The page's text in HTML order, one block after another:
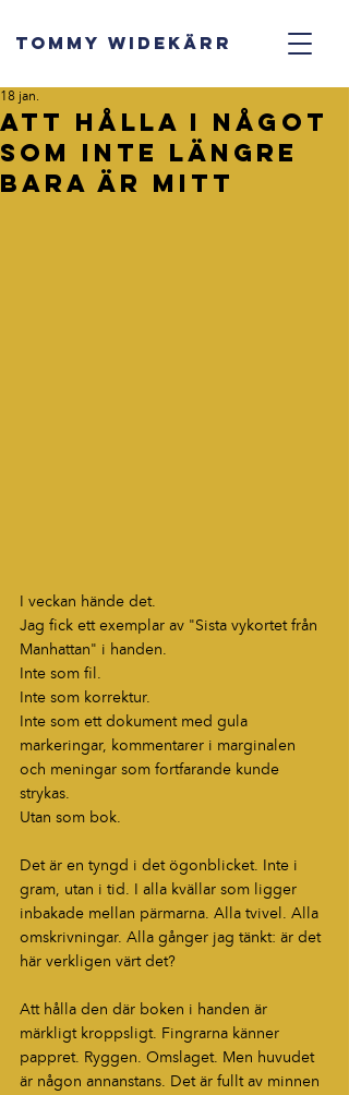
TOMMY WIDEKÄRR
Att hålla i något
Som inte längre
bara är mitt
18 jan.
I veckan hände det.
Jag fick ett exemplar av "Sista vykortet från
Manhattan" i handen.
Inte som fil.
Inte som korrektur.
Inte som ett dokument med gula
markeringar, kommentarer i marginalen
och meningar som fortfarande kunde
strykas.
Utan som bok.
Det är en tyngd i det ögonblicket. Inte i
gram, utan i tid. I alla kvällar som ligger
inbakade mellan pärmarna. Alla tvivel. Alla
omskrivningar. Alla gånger jag tänkt: är det
här verkligen värt det?
Att hålla den där boken i handen är
märkligt kroppsligt. Fingrarna känner
pappret. Ryggen. Omslaget. Men huvudet
är någon annanstans. Det är fullt av minnen